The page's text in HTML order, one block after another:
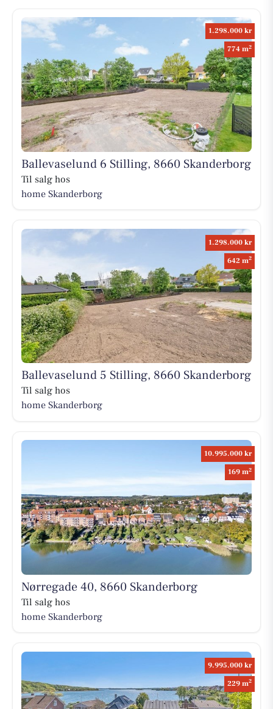
1.298.000 kr
774 m2
Ballevaselund 6 Stilling, 8660 Skanderborg
Til salg hos
home Skanderborg
1.298.000 kr
642 m2
Ballevaselund 5 Stilling, 8660 Skanderborg
Til salg hos
home Skanderborg
10.995.000 kr
169 m2
Nørregade 40, 8660 Skanderborg
Til salg hos
home Skanderborg
9.995.000 kr
229 m2